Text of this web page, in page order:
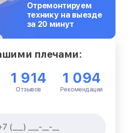
Отремонтируем
технику на выезде
за 20 минут
плечами:
1 914
Отзывов
1 094
Рекомендации